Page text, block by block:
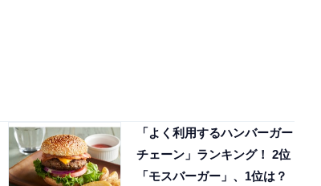
「よく利用するハンバーガー
チェーン」ランキング！ 2位
「モスバーガー」、1位は？